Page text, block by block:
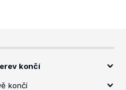
končí
končí